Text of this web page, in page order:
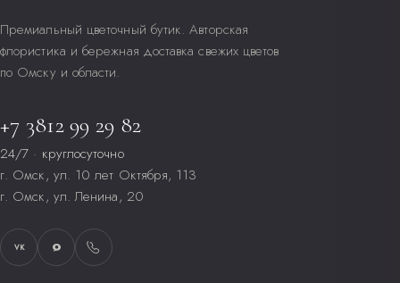
Премиальный цветочный бутик. Авторская
флористика и бережная доставка свежих цветов
по Омску и области.
+7 3812 99 29 82
24/7 · круглосуточно
г. Омск, ул. 10 лет Октября, 113
г. Омск, ул. Ленина, 20
VK